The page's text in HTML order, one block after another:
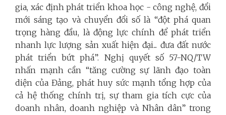
gia, xác định phát triển khoa học - công nghệ, đổi
mới sáng tạo và chuyển đổi số là “đột phá quan
trọng hàng đầu, là động lực chính để phát triển
nhanh lực lượng sản xuất hiện đại... đưa đất nước
phát triển bứt phá”. Nghị quyết số 57-NQ/TW
nhấn mạnh cần “tăng cường sự lãnh đạo toàn
diện của Đảng, phát huy sức mạnh tổng hợp của
cả hệ thống chính trị, sự tham gia tích cực của
doanh nhân, doanh nghiệp và Nhân dân” trong